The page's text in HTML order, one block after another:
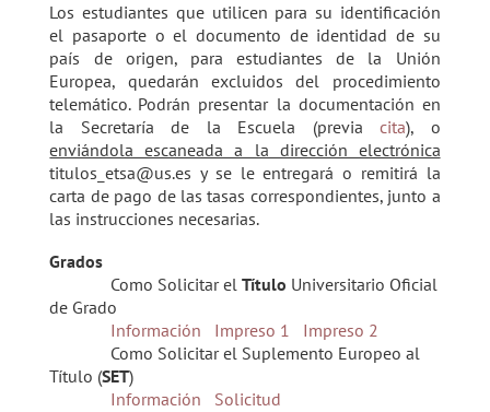
Los estudiantes que utilicen para su identificación
el pasaporte o el documento de identidad de su
país de origen, para estudiantes de la Unión
Europea, quedarán excluidos del procedimiento
telemático. Podrán presentar la documentación en
la Secretaría de la Escuela (previacita), o
enviándola escaneada a la dirección electrónica
titulos_etsa@us.es y se le entregará o remitirá la
carta de pago de las tasas correspondientes, junto a
las instrucciones necesarias.
Grados
Como Solicitar elTítulo Universitario Oficial
de Grado
Información
Impreso 1
Impreso 2
Como Solicitar el Suplemento Europeo al
Título (SET)
Información
Solicitud